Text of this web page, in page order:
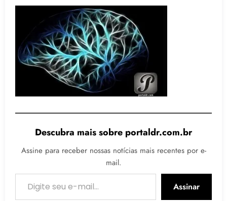
Descubra mais sobre portaldr.com.br
Assine para receber nossas notícias mais recentes por e-
mail.
Digite seu e-mail…
Assinar